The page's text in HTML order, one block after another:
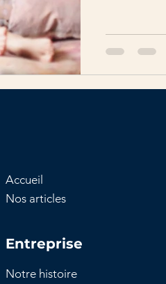
Accueil
Nos articles
Entreprise
Notre histoire